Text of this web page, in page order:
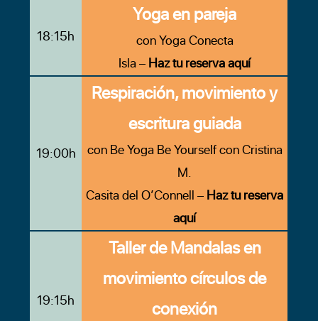
18:15h
Yoga en pareja
con Yoga Conecta
Isla – Haz tu reserva aquí
19:00h
Respiración, movimiento y
escritura guiada
con Be Yoga Be Yourself con Cristina
M.
Casita del O’Connell – Haz tu reserva
aquí
19:15h
Taller de Mandalas en
movimiento círculos de
conexión